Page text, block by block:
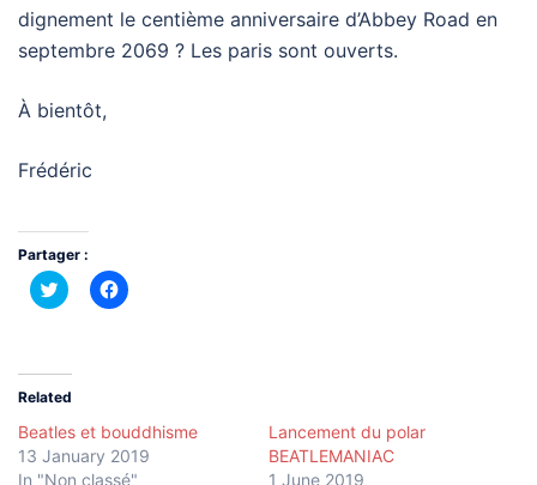
dignement le centième anniversaire d’Abbey Road en
septembre 2069 ? Les paris sont ouverts.
À bientôt,
Frédéric
Partager :
Click
to
in
new
Click
to
Related
Beatles et bouddhisme
13 January 2019
In "Non classé"
Lancement du polar
BEATLEMANIAC
1 June 2019